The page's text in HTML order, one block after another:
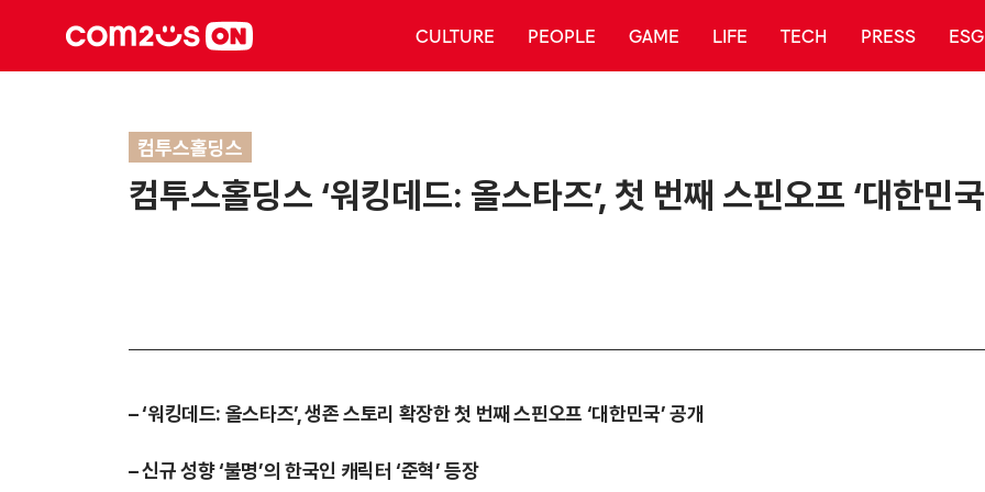
CULTURE PEOPLE GAME LIFE TECH PRESS ESG
컴투스홀딩스
컴투스홀딩스 ‘워킹데드: 올스타즈’, 첫 번째 스핀오프 ‘대한민
–‘워킹데드: 올스타즈’, 생존 스토리 확장한 첫 번째 스핀오프 ‘대한민국’ 공개
–신규 성향 ‘불명’의 한국인 캐릭터 ‘준혁’ 등장